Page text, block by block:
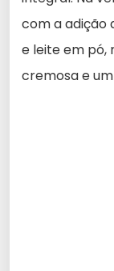
com a adição
e leite em pó,
cremosa e